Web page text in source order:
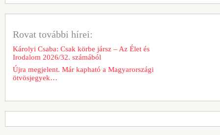
Rovat további hírei:
Károlyi Csaba: Csak körbe jársz – Az Élet és
Irodalom 2026/32. számából
Újra megjelent. Már kapható a Magyarországi
ötvösjegyek…